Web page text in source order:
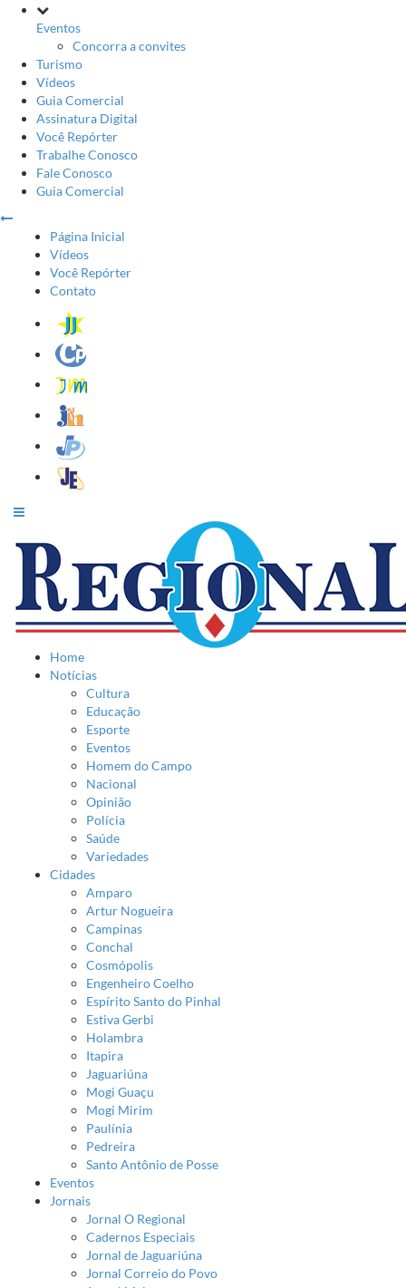
Eventos
Concorra a convites
Turismo
Vídeos
Guia Comercial
Assinatura Digital
Você Repórter
Trabalhe Conosco
Fale Conosco
Guia Comercial
Página Inicial
Vídeos
Você Repórter
Contato
Home
Notícias
Cultura
Educação
Esporte
Eventos
Homem do Campo
Nacional
Opinião
Polícia
Saúde
Variedades
Cidades
Amparo
Artur Nogueira
Campinas
Conchal
Cosmópolis
Engenheiro Coelho
Espírito Santo do Pinhal
Estiva Gerbi
Holambra
Itapira
Jaguariúna
Mogi Guaçu
Mogi Mirim
Paulínia
Pedreira
Santo Antônio de Posse
Eventos
Jornais
Jornal O Regional
Cadernos Especiais
Jornal de Jaguariúna
Jornal Correio do Povo